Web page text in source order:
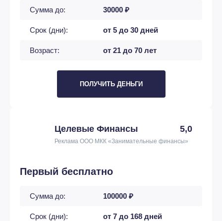
Сумма до: 30000 ₽
Срок (дни): от 5 до 30 дней
Возраст: от 21 до 70 лет
ПОЛУЧИТЬ ДЕНЬГИ
Целевые Финансы 5,0
Реклама ООО МКК «Занимательные финансы»
Первый бесплатно
Сумма до: 100000 ₽
Срок (дни): от 7 до 168 дней